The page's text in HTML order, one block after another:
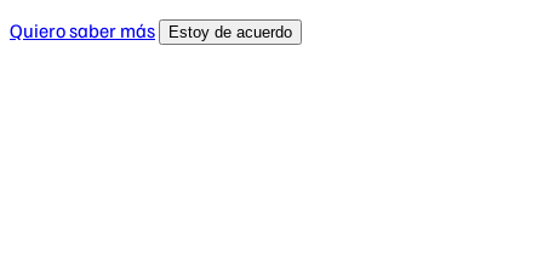
Quiero saber más
Estoy de acuerdo